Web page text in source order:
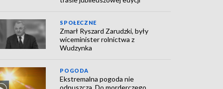
SPOŁECZNE
Zmarł Ryszard Zarudzki, były
wiceminister rolnictwa z
Wudzynka
POGODA
Ekstremalna pogoda nie
odpuszcza. Do morderczego